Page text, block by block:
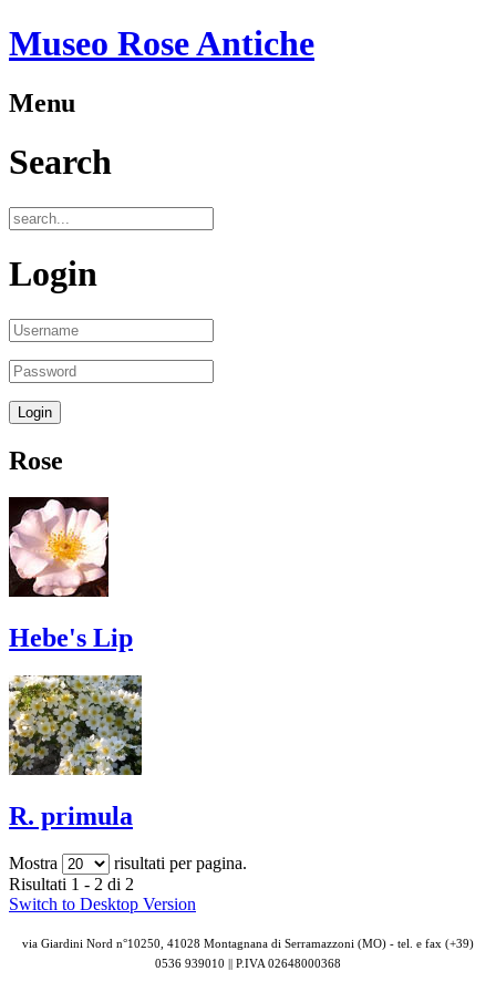
Museo Rose Antiche
Menu
Search
Login
Rose
Hebe's Lip
R. primula
Mostra
risultati per pagina.
Risultati 1 - 2 di 2
Switch to Desktop Version
via Giardini Nord n°10250, 41028 Montagnana di Serramazzoni (MO) - tel. e fax (+39)
0536 939010 || P.IVA 02648000368